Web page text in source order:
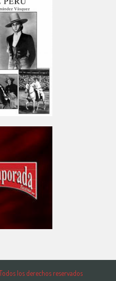
los derechos reservados